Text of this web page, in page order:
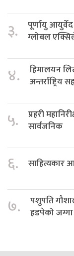
३.
पूर्णायु
ग्लोबल
४.
हिमालयन
अन्तर्राष्ट्रिय
५.
प्रहरी
सार्वजनिक
६. साहित्यकार
७.
पशुपति
हडपेको